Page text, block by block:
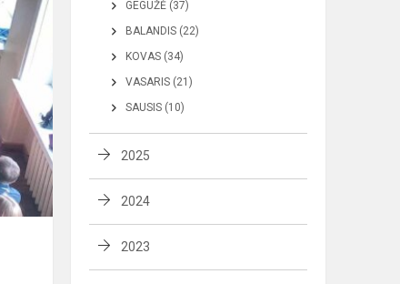
GEGUŽĖ (37)
BALANDIS (22)
KOVAS (34)
VASARIS (21)
SAUSIS (10)
2025
2024
2023